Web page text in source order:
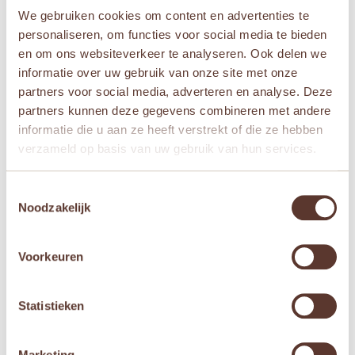
We gebruiken cookies om content en advertenties te
personaliseren, om functies voor social media te bieden
en om ons websiteverkeer te analyseren. Ook delen we
informatie over uw gebruik van onze site met onze
partners voor social media, adverteren en analyse. Deze
partners kunnen deze gegevens combineren met andere
informatie die u aan ze heeft verstrekt of die ze hebben
verzameld op basis van uw gebruik van hun services.
Noodzakelijk
Voorkeuren
Statistieken
Kaloo Lapinoo – Konijn
Creme
€ 22,50 Oorspronkelijke
prijs
€ 22,50.
€ 18,95Huidige
prijs
Kaloo Kdoux – Doudou
Konijn Klaproosje
€19,95 Oorspronkelijke
prijs
€18,95 Huidige
prijs
€ 18,95.
Aanbieding!